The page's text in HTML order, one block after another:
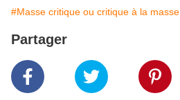
#Masse critique ou critique à la masse
Partager